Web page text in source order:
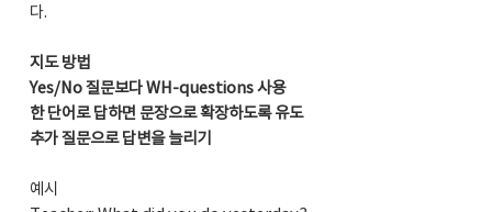
다.
지도 방법
Yes/No 질문보다 WH-questions 사용
한 단어로 답하면 문장으로 확장하도록 유도
추가 질문으로 답변을 늘리기
예시